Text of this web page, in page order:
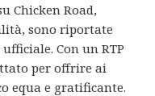
Chicken Road,
sono riportate
Con un RTP
per offrire ai
equa e gratificante.